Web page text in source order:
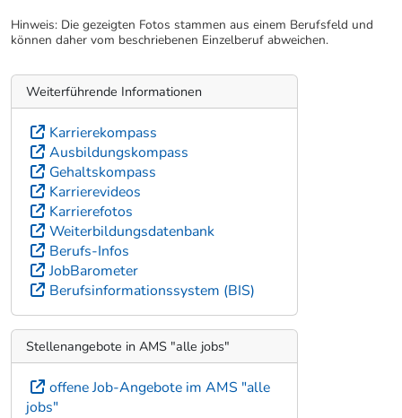
Hinweis: Die gezeigten Fotos stammen aus einem Berufsfeld und
können daher vom beschriebenen Einzelberuf abweichen.
Weiterführende Informationen
Karrierekompass
Ausbildungskompass
Gehaltskompass
Karrierevideos
Karrierefotos
Weiterbildungsdatenbank
Berufs-Infos
JobBarometer
Berufsinformationssystem (BIS)
Stellenangebote in AMS "alle jobs"
offene Job-Angebote im AMS "alle
jobs"